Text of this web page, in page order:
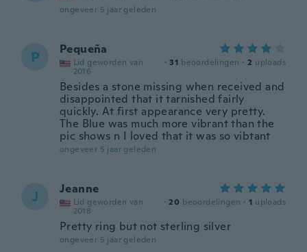
ongeveer 5 jaar geleden
P Pequeña
Lid geworden van
2016
· 31 beoordelingen · 2 uploads
Besides a stone missing when received and
disappointed that it tarnished fairly
quickly. At first appearance very pretty.
The Blue was much more vibrant than the
pic shows n I loved that it was so vibtant
ongeveer 5 jaar geleden
J Jeanne
Lid geworden van
2018
· 20 beoordelingen · 1 uploads
Pretty ring but not sterling silver
ongeveer 5 jaar geleden